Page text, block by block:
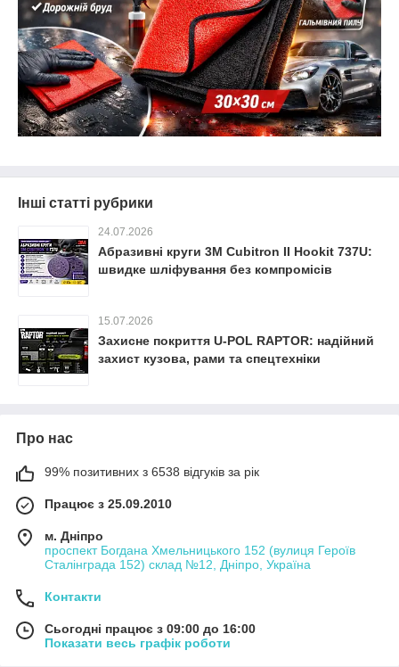
Інші статті рубрики
24.07.2026
Абразивні круги 3M Cubitron II Hookit 737U:
швидке шліфування без компромісів
15.07.2026
Захисне покриття U-POL RAPTOR: надійний
захист кузова, рами та спецтехніки
Про нас
99% позитивних з 6538 відгуків за рік
Працює з 25.09.2010
м. Дніпро
проспект Богдана Хмельницького 152 (вулиця Героїв
Сталінграда 152) склад №12, Дніпро, Україна
Контакти
Сьогодні працює з 09:00 до 16:00
Показати весь графік роботи